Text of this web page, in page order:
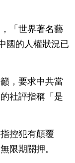
「世界著名藝
國的人權狀況已
，要求中共當
社評指稱「是
控犯有顛覆
限期關押。